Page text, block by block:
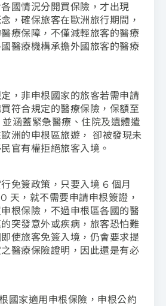
國情況分開買保險，才出現
，確保旅客在歐洲旅行期間，
療保障，不僅減輕旅客的醫療
醫療機構承擔外國旅客的醫療
，非申根國家的旅客若需申請
符合規定的醫療保險，保額至
涵蓋緊急醫療、住院及遺體遣
洲的申根區旅遊， 卻被發現未
官有權拒絕旅客入境。
免簽政策，只要入境 6 個月
天，就不需要申請申根簽證，
申根保險，不過申根區各國的醫
突發意外或疾病，旅客恐怕難
使旅客免簽入境，仍會要求提
醫療保險證明，因此還是有必
國家適用申根保險，申根公約